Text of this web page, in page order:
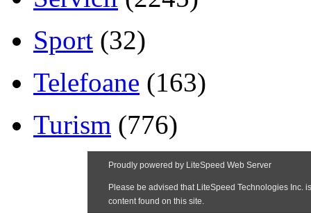
Sport (32)
Telefoane (163)
Turism (776)